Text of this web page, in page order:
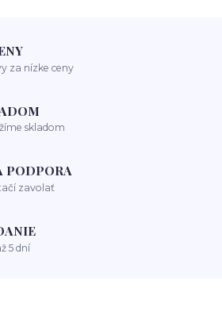
za nízke ceny
skladom
PODPORA
zavolať
5 dní